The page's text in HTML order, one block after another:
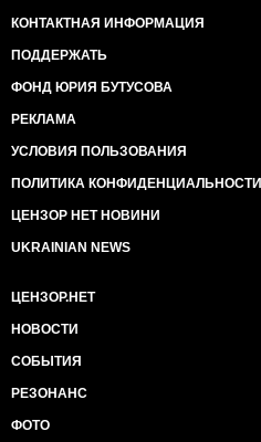
КОНТАКТНАЯ ИНФОРМАЦИЯ
ПОДДЕРЖАТЬ
ФОНД ЮРИЯ БУТУСОВА
РЕКЛАМА
УСЛОВИЯ ПОЛЬЗОВАНИЯ
ПОЛИТИКА КОНФИДЕНЦИАЛЬНОСТИ
ЦЕНЗОР НЕТ НОВИНИ
UKRAINIAN NEWS
ЦЕНЗОР.НЕТ
НОВОСТИ
СОБЫТИЯ
РЕЗОНАНС
ФОТО